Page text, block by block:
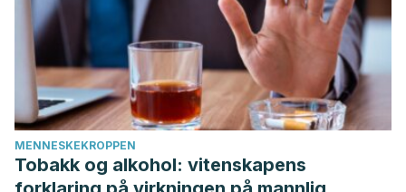
MENNESKEKROPPEN
Tobakk og alkohol: vitenskapens